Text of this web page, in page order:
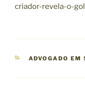
criador-revela-o-
C
ADVOGADO EM